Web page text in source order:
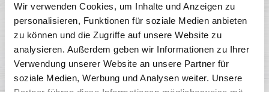
Wir verwenden Cookies, um Inhalte und Anzeigen zu
personalisieren, Funktionen für soziale Medien anbieten
zu können und die Zugriffe auf unsere Website zu
analysieren. Außerdem geben wir Informationen zu Ihrer
Verwendung unserer Website an unsere Partner für
soziale Medien, Werbung und Analysen weiter. Unsere
CAJUN CRISPY CHICKEN
BURGER
Soft Bun, Crispy Chicken (135g), Tomaten, rote